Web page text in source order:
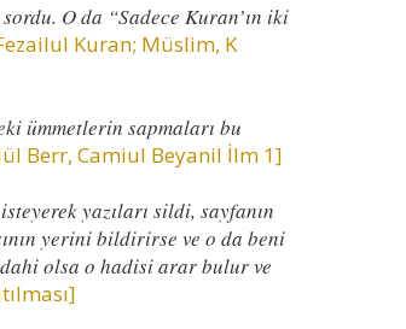
O da “Sadece Kuran’ın iki
Kuran; Müslim, K
ümmetlerin sapmaları bu
Berr, Camiul Beyanil İlm 1]
yazıları sildi, sayfanın
yerini bildirirse ve o da beni
olsa o hadisi arar bulur ve